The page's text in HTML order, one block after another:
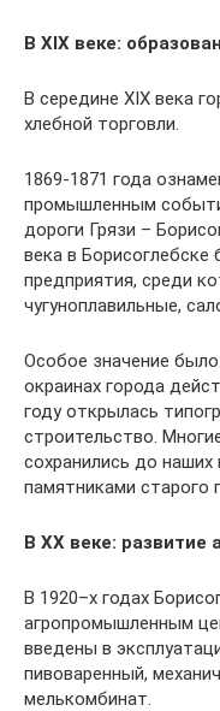
В XIX веке:
В середине XIX века
хлебной торговли.
1869-1871 года
промышленным
дороги Грязи –
века в
предприятия, среди
чугуноплавильные,
Особое значение
окраинах города
году открылась
строительство.
сохранились до
памятниками старого
В XX веке:
В 1920–х годах
агропромышленным
введены в
пивоваренный,
мелькомбинат.